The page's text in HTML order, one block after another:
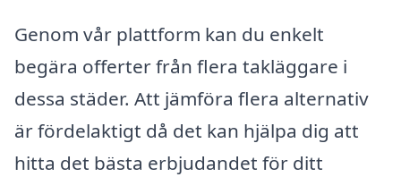
Genom vår plattform kan du enkelt
begära offerter från flera takläggare i
dessa städer. Att jämföra flera alternativ
är fördelaktigt då det kan hjälpa dig att
hitta det bästa erbjudandet för ditt